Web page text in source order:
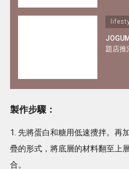
題店推
製作步驟：
1. 先將蛋白和糖用低速攪拌。再
疊的形式，將底層的材料翻至上
合。